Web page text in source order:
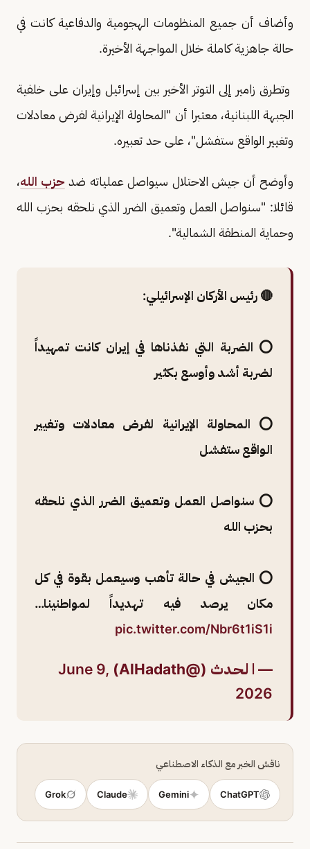
وأضاف أن جميع المنظومات الهجومية والدفاعية كانت في
حالة جاهزية كاملة خلال المواجهة الأخيرة.
وتطرق زامير إلى التوتر الأخير بين إسرائيل وإيران على خلفية
الجبهة اللبنانية، معتبرا أن "المحاولة الإيرانية لفرض معادلات
وتغيير الواقع ستفشل"، على حد تعبيره.
وأوضح أن جيش الاحتلال سيواصل عملياته ضد حزب الله،
قائلا: "سنواصل العمل وتعميق الضرر الذي نلحقه بحزب الله
وحماية المنطقة الشمالية".
🔴 رئيس الأركان الإسرائيلي:
⭕ الضربة التي نفذناها في إيران كانت تمهيداً
لضربة أشد وأوسع بكثير
⭕ المحاولة الإيرانية لفرض معادلات وتغيير
الواقع ستفشل
⭕ سنواصل العمل وتعميق الضرر الذي نلحقه
بحزب الله
⭕ الجيش في حالة تأهب وسيعمل بقوة في كل
مكان يرصد فيه تهديداً لمواطنينا…
pic.twitter.com/Nbr6t1iS1i
— ا لـحـدث (@AlHadath)
June 9,
2026
ناقش الخبر مع الذكاء الاصطناعي
ChatGPT
Gemini
Claude
Grok